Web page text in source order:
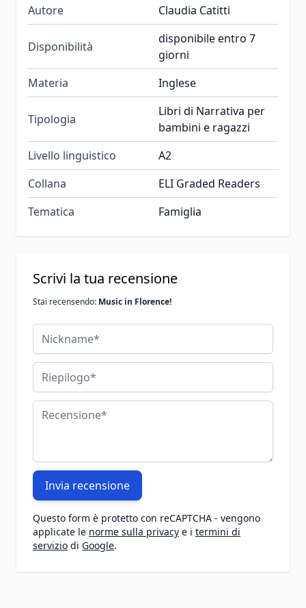
Autore Claudia Catitti
Disponibilità
disponibile entro 7
giorni
Materia
Inglese
Tipologia
Libri di Narrativa per
bambini e ragazzi
Livello linguistico
A2
Collana
ELI Graded Readers
Tematica
Famiglia
Scrivi la tua recensione
Stai recensendo: Music in Florence!
Nickname
Riepilogo
Recensione
Invia recensione
Questo form è protetto con reCAPTCHA - vengono
applicate le norme sulla privacy e i termini di
servizio di Google.